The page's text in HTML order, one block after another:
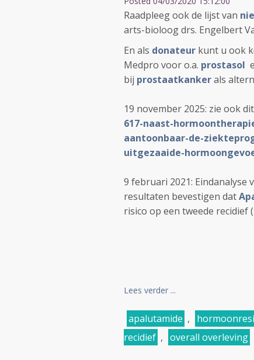
Raadpleeg ook de lijst van
arts-bioloog drs. Engelbert
En als donateur kunt u ook
Medpro voor o.a. prostasol
bij prostaatkankerals
19 november 2025: zie ook
617-naast-
aantoonbaar-de-
uitgezaaide-
9 februari 2021: Eindanalyse
resultaten bevestigen dat
risico op een tweede recidief
Lees verder ...
apalutamide ,
recidief , overall overleving